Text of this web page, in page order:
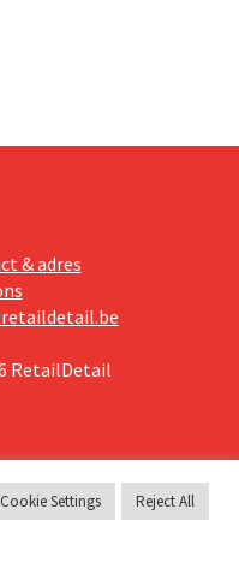
& adres
RetailDetail
Cookie Settings Reject All